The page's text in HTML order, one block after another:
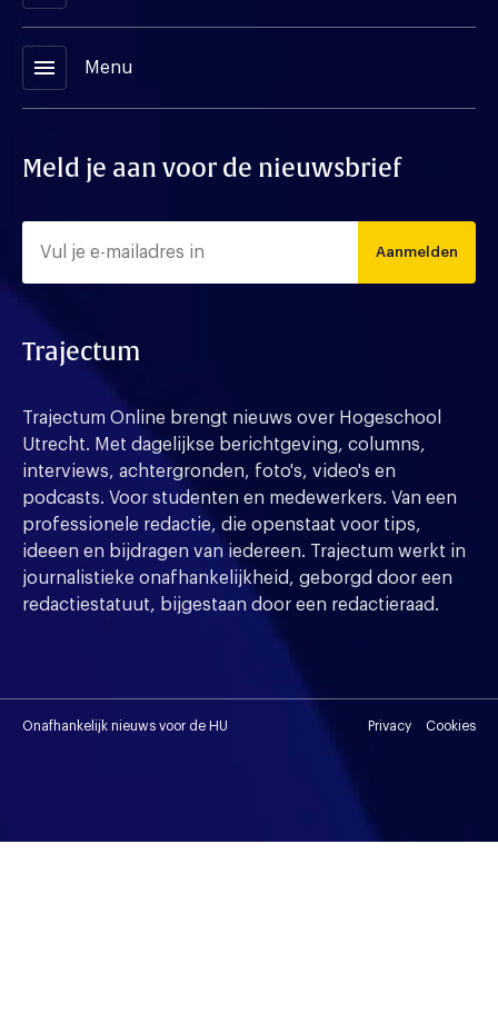
menu Menu
Meld je aan voor de nieuwsbrief
Aanmelden
Trajectum
Trajectum Online brengt nieuws over Hogeschool
Utrecht. Met dagelijkse berichtgeving, columns,
interviews, achtergronden, foto's, video's en
podcasts. Voor studenten en medewerkers. Van een
professionele redactie, die openstaat voor tips,
ideeen en bijdragen van iedereen. Trajectum werkt in
journalistieke onafhankelijkheid, geborgd door een
redactiestatuut, bijgestaan door een redactieraad.
Onafhankelijk nieuws voor de HU Privacy Cookies